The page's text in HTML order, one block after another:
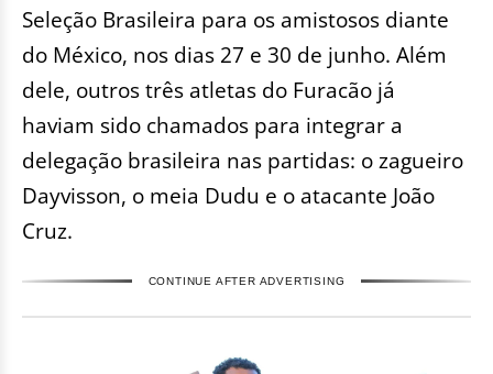
Seleção Brasileira para os amistosos diante
do México, nos dias 27 e 30 de junho. Além
dele, outros três atletas do Furacão já
haviam sido chamados para integrar a
delegação brasileira nas partidas: o zagueiro
Dayvisson, o meia Dudu e o atacante João
Cruz.
CONTINUE AFTER ADVERTISING